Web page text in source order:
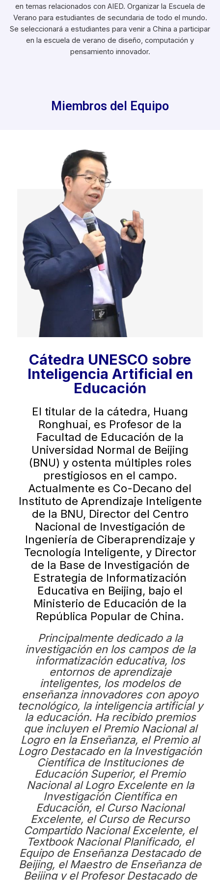
en temas relacionados con AIED. Organizar la Escuela de
Verano para estudiantes de secundaria de todo el mundo.
Se seleccionará a estudiantes para venir a China a participar
en la escuela de verano de diseño, computación y
pensamiento innovador.
Miembros del Equipo​
Cátedra UNESCO sobre
Inteligencia Artificial en
Educación
El titular de la cátedra, Huang
Ronghuai, es Profesor de la
Facultad de Educación de la
Universidad Normal de Beijing
(BNU) y ostenta múltiples roles
prestigiosos en el campo.
Actualmente es Co-Decano del
Instituto de Aprendizaje Inteligente
de la BNU, Director del Centro
Nacional de Investigación de
Ingeniería de Ciberaprendizaje y
Tecnología Inteligente, y Director
de la Base de Investigación de
Estrategia de Informatización
Educativa en Beijing, bajo el
Ministerio de Educación de la
República Popular de China.
Principalmente dedicado a la
investigación en los campos de la
informatización educativa, los
entornos de aprendizaje
inteligentes, los modelos de
enseñanza innovadores con apoyo
tecnológico, la inteligencia artificial y
la educación. Ha recibido premios
que incluyen el Premio Nacional al
Logro en la Enseñanza, el Premio al
Logro Destacado en la Investigación
Científica de Instituciones de
Educación Superior, el Premio
Nacional al Logro Excelente en la
Investigación Científica en
Educación, el Curso Nacional
Excelente, el Curso de Recurso
Compartido Nacional Excelente, el
Textbook Nacional Planificado, el
Equipo de Enseñanza Destacado de
Beijing, el Maestro de Enseñanza de
Beijing y el Profesor Destacado de